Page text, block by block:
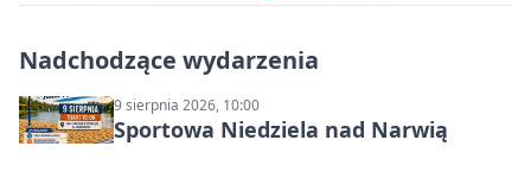
Nadchodzące wydarzenia
9 sierpnia 2026, 10:00
Sportowa Niedziela nad Narwią